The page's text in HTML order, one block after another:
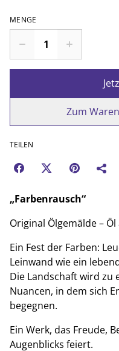
MENGE
Zum
TEILEN
„Farbenrausch“
Original Ölgemälde –
Ein Fest der Farben:
Leinwand wie ein
Die Landschaft wird zu
Nuancen, in dem sich
begegnen.
Ein Werk, das Freude,
Augenblicks feiert.